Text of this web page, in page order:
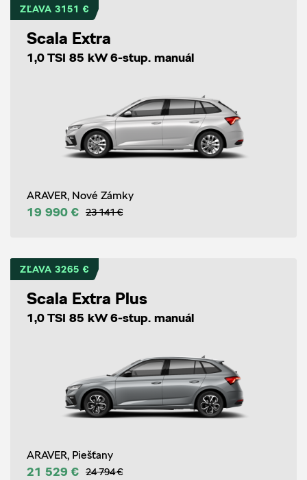
ZĽAVA 3151 €
Scala Extra
1,0 TSI 85 kW 6-stup. manuál
ARAVER, Nové Zámky
19 990 € 23 141 €
ZĽAVA 3265 €
Scala Extra Plus
1,0 TSI 85 kW 6-stup. manuál
ARAVER, Piešťany
21 529 € 24 794 €